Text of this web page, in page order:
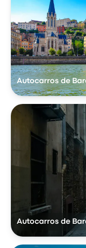
Autocarros de
Autocarros de